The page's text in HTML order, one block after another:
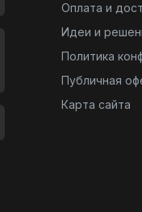
Оплата и
Идеи и
Политика
Публичная
Карта сайта